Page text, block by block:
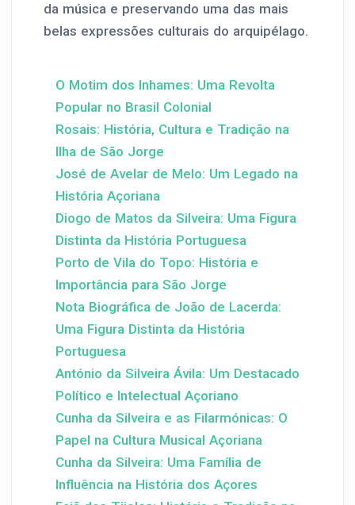
da música e preservando uma das mais
belas expressões culturais do arquipélago.
O Motim dos Inhames: Uma Revolta
Popular no Brasil Colonial
Rosais: História, Cultura e Tradição na
Ilha de São Jorge
José de Avelar de Melo: Um Legado na
História Açoriana
Diogo de Matos da Silveira: Uma Figura
Distinta da História Portuguesa
Porto de Vila do Topo: História e
Importância para São Jorge
Nota Biográfica de João de Lacerda:
Uma Figura Distinta da História
Portuguesa
António da Silveira Ávila: Um Destacado
Político e Intelectual Açoriano
Cunha da Silveira e as Filarmónicas: O
Papel na Cultura Musical Açoriana
Cunha da Silveira: Uma Família de
Influência na História dos Açores